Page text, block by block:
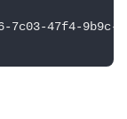
47f4-9b9c-